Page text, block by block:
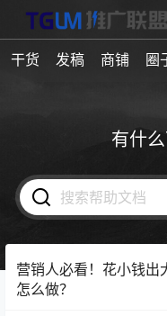
干货 发稿 商铺 圈
有什
营销人必看！花小钱出
怎么做？